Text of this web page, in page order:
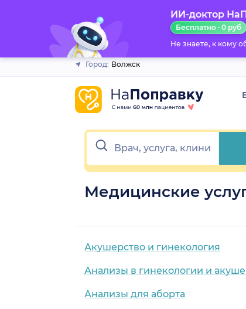
ИИ-доктор
Бесплатно · 0 руб
Не знаете, к кому
Город: Волжск
Медицинские
Акушерство и гинекология
Анализы в гинекологии и
Анализы для аборта